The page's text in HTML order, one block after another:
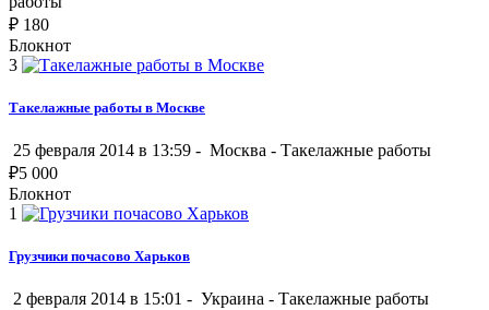
₽ 180
Блокнот
3
Такелажные работы в Москве
25 февраля 2014 в 13:59 - Москва - Такелажные работы
₽5 000
Блокнот
1
Грузчики почасово Харьков
2 февраля 2014 в 15:01 - Украина - Такелажные работы